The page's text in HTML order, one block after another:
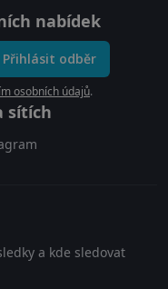
nabídek
Přihlásit odběr
osobních údajů.
sítích
a kde sledovat